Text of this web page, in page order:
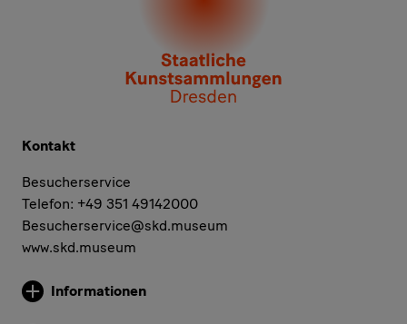
Kontakt
Besucherservice
Telefon: +49 351 49142000
Besucherservice@skd.museum
www.skd.museum
Weitere Informationen
Informationen